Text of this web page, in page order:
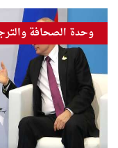
وحدة الصحافة